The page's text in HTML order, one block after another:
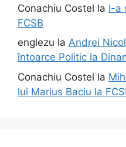
Conachiu Costel la I-a
FCSB
englezu la Andrei
întoarce Politic la
Conachiu Costel la
lui Marius Baciu la